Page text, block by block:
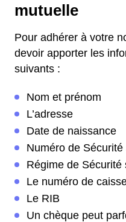
mutuelle
Pour adhérer à votre
devoir apporter les
suivants :
Nom et prénom
L’adresse
Date de naissance
Numéro de Sécurité
Régime de Sécurité
Le numéro de
Le RIB
Un chèque peut